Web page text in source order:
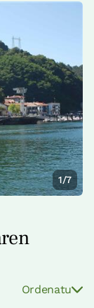
1/7
Ordenatu